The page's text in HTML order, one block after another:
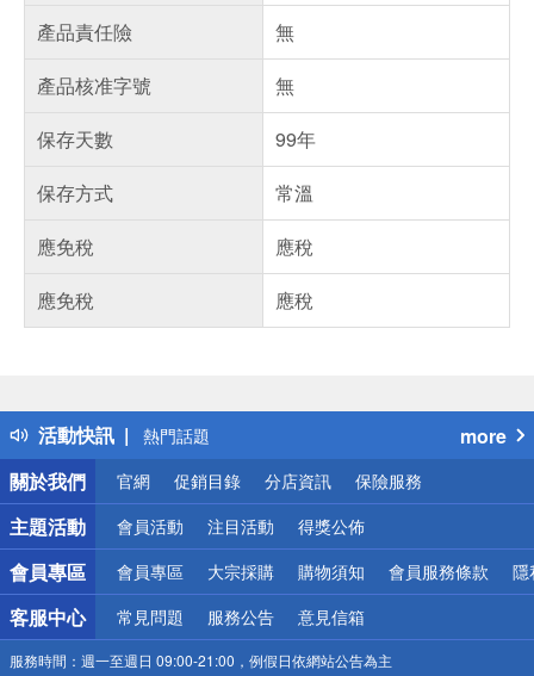
產品責任險
無
產品核准字號
無
保存天數
99年
保存方式
常溫
應免稅
應稅
應免稅
應稅
活動快訊
得獎公告
熱門話題
銀行優惠
偏遠地區配送
詐騙網頁！請小心！
more
關於我們
官網 促銷目錄 分店資訊 保險服務
主題活動 會員活動 注目活動 得獎公佈
會員專區 會員專區 大宗採購 購物須知 會員服務條款 隱
客服中心 常見問題 服務公告 意見信箱
服務時間： 週一至週日 09:00-21:00，例假日依網站公告為主